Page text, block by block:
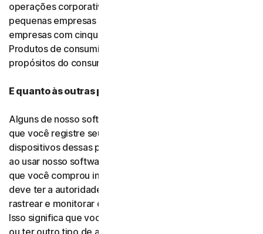
operações corporativas internas. Nossas ofertas para
pequenas empresas são licenciadas apenas para
empresas com cinquenta funcionários ou menos.
Produtos de consumidor podem ser usados apenas para
propósitos do consumidor, domésticos e não comerciais.
E quanto às outras pessoas?
Alguns de nosso software e nossos serviços permitem
que você registre seus familiares ou funcionários, ou os
dispositivos dessas pessoas. Você deve respeitar a lei
ao usar nosso software e nossos serviços Se o produto
que você comprou inclui recursos de rastreamento, você
deve ter a autoridade e o direito legítimo de usá-los para
rastrear e monitorar crianças ou outras partes terceiras.
Isso significa que você deve ser pai, mãe, guardião legal
ou ter outro tipo de autorização jurídica. A Gen Digital